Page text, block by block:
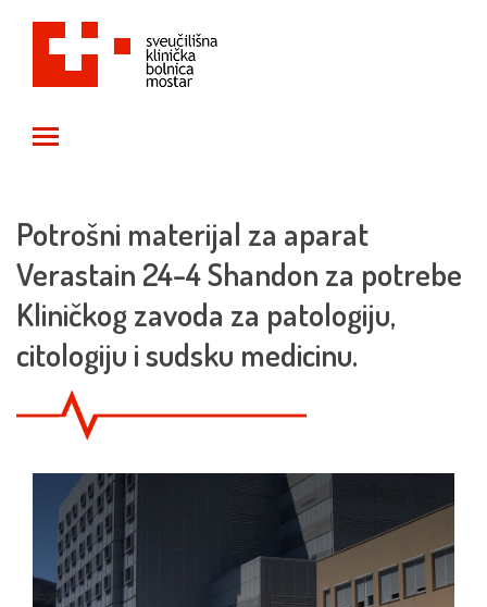
Potrošni materijal za aparat
Verastain 24-4 Shandon za potrebe
Kliničkog zavoda za patologiju,
citologiju i sudsku medicinu.